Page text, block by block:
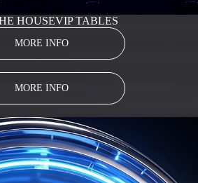
HOUSEVIP TABLES
MORE INFO
MORE INFO